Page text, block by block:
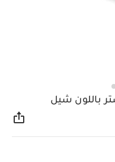
باللون شيل